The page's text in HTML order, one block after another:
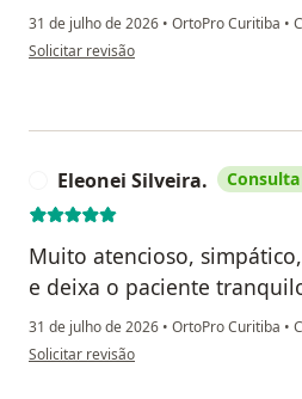
31 de julho de 2026 • OrtoPro Curitiba •
na opinião do utilizador Gabriel Trindade
Solicitar revisão
Eleonei Silveira.
Muito atencioso,
e deixa o paciente
31 de julho de 2026 • OrtoPro Curitiba •
na opinião do utilizador Eleonei Silveira.
Solicitar revisão